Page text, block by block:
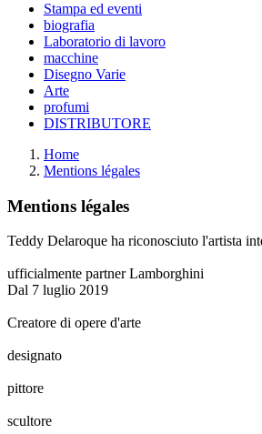
Stampa ed eventi
biografia
Laboratorio di lavoro
macchine
Disegno Varie
Arte
profumi
DISTRIBUTORE
Home
Mentions légales
Mentions légales
Teddy Delaroque ha riconosciuto l'artista
ufficialmente partner Lamborghini
Dal 7 luglio 2019
Creatore di opere d'arte
designato
pittore
scultore